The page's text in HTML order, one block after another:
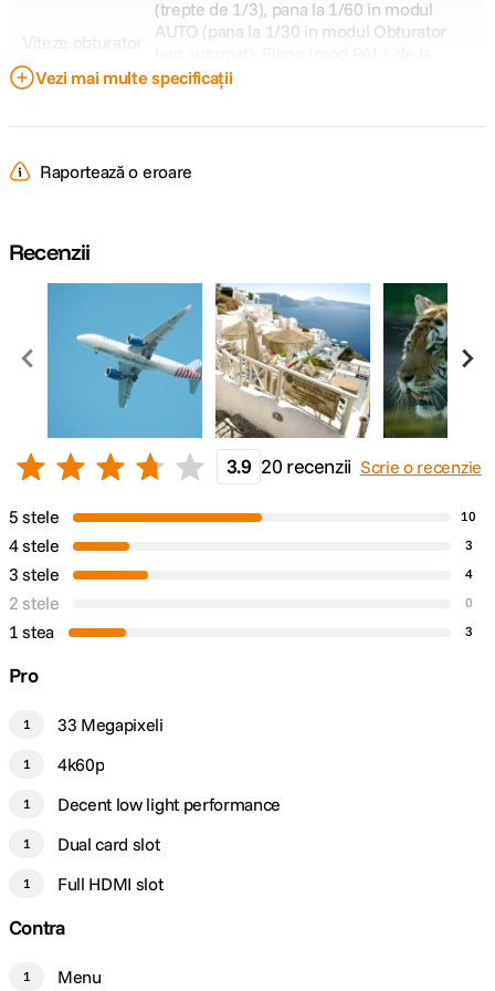
Va prezentam Sony Alpha 7IV
Fotografia de calatorie cu Sony & Horia Bogdan
Senzor de imagine CMOS Full Frame de 33 MP2
Viteze obturator
(trepte de 1/3), pana la 1/60 in modul
AUTO (pana la 1/30 in modul Obturator
1/8000 la 1/4 (trepte de 1/3) pana la 1/50
FOCUS:
Mod focalizare
cadru), AF-C (Focalizare automata
continua), DMF (Focalizare manuala
directa), Focalizare manuala Punct de
focalizare Full Frame de 35 mm: 759 de
puncte (focalizare automata cu detectarea
fazei), mod APS-C cu obiectiv FF: 713 de
puncte (focalizare automata cu detectarea
fazei), cu obiectiv APS-C: 575 de puncte
(focalizare automata cu detectarea
fazei)/425 de puncte (focalizare automata
focalizare Larg/Zona/Fixare
drept/stang)/Pasare, [Film] Om (Selectare
Sensibilitate urmarire FA (Statice),
FA, Circulare punct de focalizare, Focus
Focalizare automata hibrida rapida
Vezi mai multe specificații
Raportează o eroare
Recenzii
3.9 20 recenzii Scrie o recenzie
5 stele 10
4 stele 3
3 stele 4
2 stele 0
1 stea 3
Pro
1 33 Megapixeli
1 4k60p
1 Decent low light performance
1 Dual card slot
1 Full HDMI slot
Contra
1 Menu